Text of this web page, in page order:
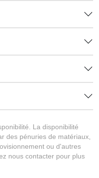
La disponibilité
des pénuries de matériaux,
ou d'autres
nous contacter pour plus